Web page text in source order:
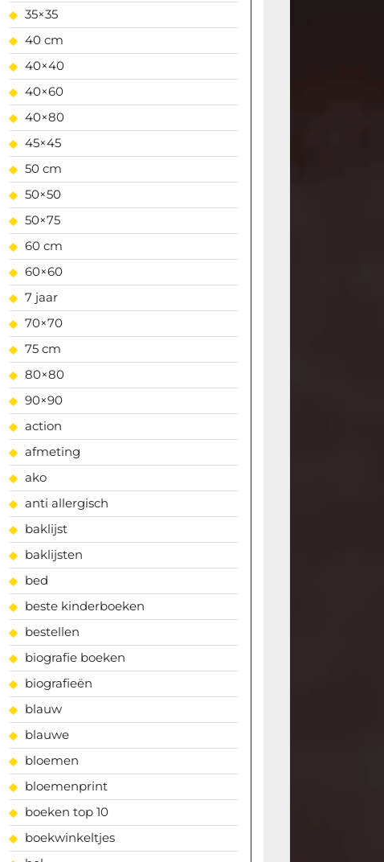
35×35
40 cm
40×40
40×60
40×80
45×45
50 cm
50×50
50×75
60 cm
60×60
7 jaar
70×70
75 cm
80×80
90×90
action
afmeting
ako
anti allergisch
baklijst
baklijsten
bed
beste kinderboeken
bestellen
biografie boeken
biografieën
blauw
blauwe
bloemen
bloemenprint
boeken top 10
boekwinkeltjes